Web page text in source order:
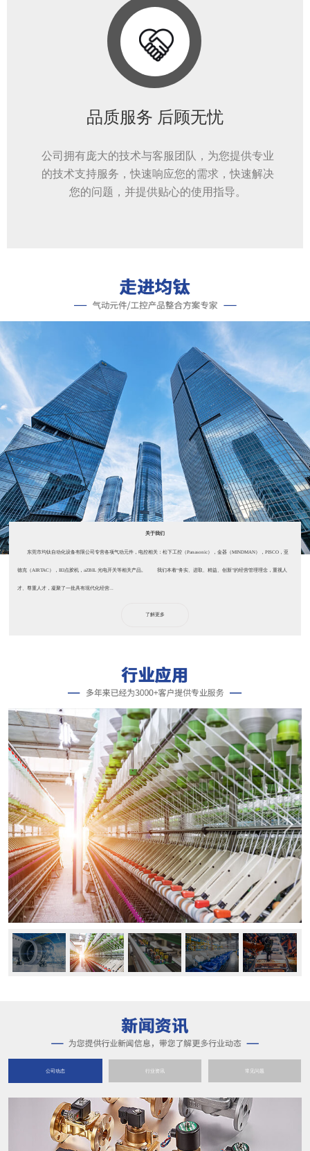
品质服务 后顾无忧
公司拥有庞大的技术与客服团队，为您提供专业
的技术支持服务，快速响应您的需求，快速解决
您的问题，并提供贴心的使用指导。
关于我们
东莞市均钛自动化设备有限公司专营各项气动元件，电控相关：松下工控（Panasonic），金器（MINDMAN），PISCO，亚
德克（AIRTAC），IEI点胶机，aZBIL 光电开关等相关产品。 我们本着“务实、进取、精益、创新”的经营管理理念，重视人
才、尊重人才，凝聚了一批具有现代化经营...
了解更多
公司动态 行业资讯 常见问题